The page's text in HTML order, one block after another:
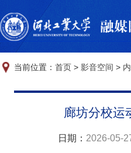
当前位置：首页 >影音空间 >
廊坊分校运
日期： 2026-05-